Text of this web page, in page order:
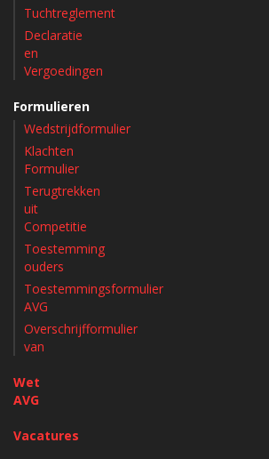
Tuchtreglement
Declaratie
en
Vergoedingen
Formulieren
Wedstrijdformulier
Klachten
Formulier
Terugtrekken
uit
Competitie
Toestemming
ouders
Toestemmingsformulier
AVG
Overschrijfformulier
van
Wet
AVG
Vacatures